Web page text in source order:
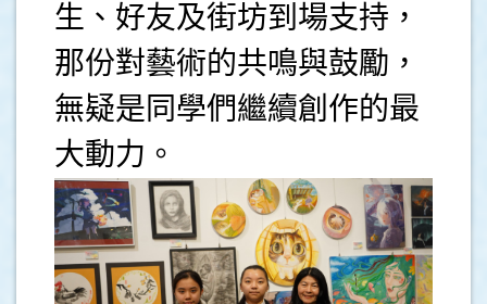
生、好友及街坊到場支持，
那份對藝術的共鳴與鼓勵，
無疑是同學們繼續創作的最
大動力。